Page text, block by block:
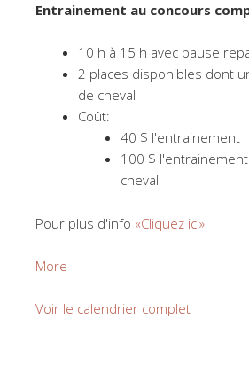
Entrainement au concours
10 h à 15 h avec pause
2 places disponibles dont
de cheval
Coût:
40 $ l'entrainement
100 $
cheval
Pour plus d'info «Cliquez ici»
More
Initiation
Voir le calendrier complet